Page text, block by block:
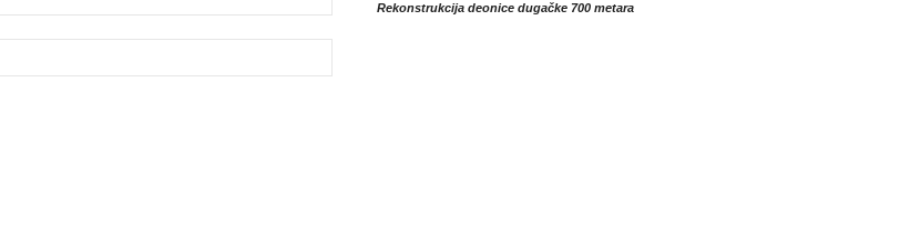
Rekonstrukcija deonice dugačke 700 metara